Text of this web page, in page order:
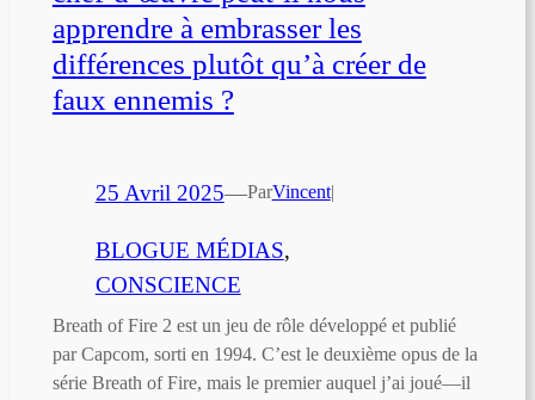
apprendre à embrasser les
différences plutôt qu’à créer de
faux ennemis ?
25 Avril 2025—ParVincent|
BLOGUE MÉDIAS
CONSCIENCE
Breath of Fire 2 est un jeu de rôle développé et publié
par Capcom, sorti en 1994. C’est le deuxième opus de la
série Breath of Fire, mais le premier auquel j’ai joué—il